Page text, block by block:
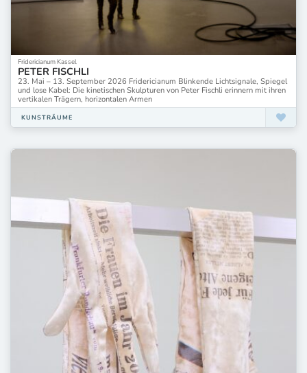
Fridericianum Kassel
PETER FISCHLI
23. Mai – 13. September 2026 Fridericianum Blinkende Lichtsignale, Spiegel
und lose Kabel: Die kinetischen Skulpturen von Peter Fischli erinnern mit ihren
vertikalen Trägern, horizontalen Armen
KUNSTRÄUME